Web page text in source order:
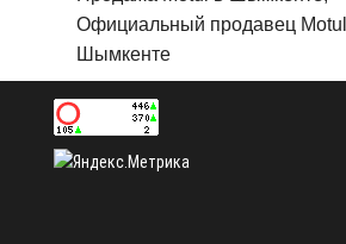
Официальный продавец
Шымкенте